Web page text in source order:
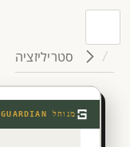
סטריליזציה
מנוהל GUARDIAN